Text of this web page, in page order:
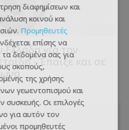
για τον
- Έπαιξε και σε
διαφημίσεων και
κοινού και
Προμηθευτές
επίσης να
τα δεδομένα σας για
σκοπούς,
της χρήσης
γεωεντοπισμού και
συσκευής. Οι επιλογές
για αυτόν τον
προμηθευτές